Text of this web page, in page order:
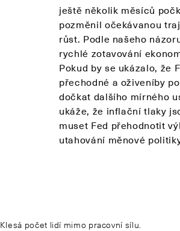
ještě několik měsíců
pozměnil očekávanou
růst. Podle našeho
rychlé zotavování
Pokud by se ukázalo, že
přechodné a oživeníby
dočkat dalšího mírného
ukáže, že inflační tlaky
muset Fed přehodnotit
utahování měnové
Klesá počet lidí mimo pracovní sílu.